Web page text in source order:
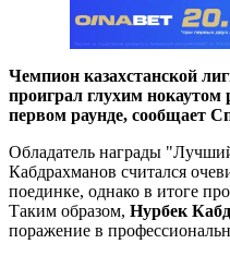
Чемпион казахстанской
проиграл глухим
первом раунде, сообщает
Обладатель награды
Кабдрахманов считался
поединке, однако в итоге
Таким образом, Нурбек
поражение в